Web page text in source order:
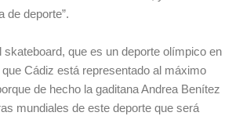
de deporte”.
skateboard, que es un deporte olímpico en
Cádiz está representado al máximo
de hecho la gaditana Andrea Benítez
mundiales de este deporte que será